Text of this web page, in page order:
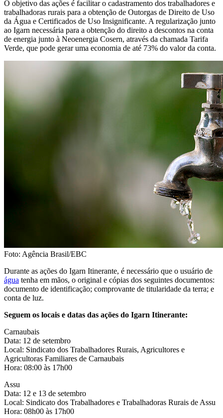
O objetivo das ações é facilitar o cadastramento dos trabalhadores e
trabalhadoras rurais para a obtenção de Outorgas de Direito de Uso
da Água e Certificados de Uso Insignificante. A regularização junto
ao Igarn necessária para a obtenção do direito a descontos na conta
de energia junto à Neoenergia Cosern, através da chamada Tarifa
Verde, que pode gerar uma economia de até 73% do valor da conta.
Foto: Agência Brasil/EBC
Durante as ações do Igarn Itinerante, é necessário que o usuário de
água tenha em mãos, o original e cópias dos seguintes documentos:
documento de identificação; comprovante de titularidade da terra; e
conta de luz.
Seguem os locais e datas das ações do Igarn Itinerante:
Carnaubais
Data: 12 de setembro
Local: Sindicato dos Trabalhadores Rurais, Agricultores e
Agricultoras Familiares de Carnaubais
Hora: 08:00 às 17h00
Assu
Data: 12 e 13 de setembro
Local: Sindicato dos Trabalhadores e Trabalhadoras Rurais de Assu
Hora: 08h00 às 17h00